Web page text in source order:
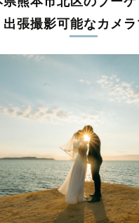
修と厳正な審査に合格し、撮影
たプロのカメラマンが全国47都
チで思い出を美しく仕上げ
自の編集技術で写真の明るさ
囲気を残しつつも、おしゃれで
こんな写真を撮ってほしかった
まずは、ラブグラフの 撮影事例
出張撮影可能なカメ